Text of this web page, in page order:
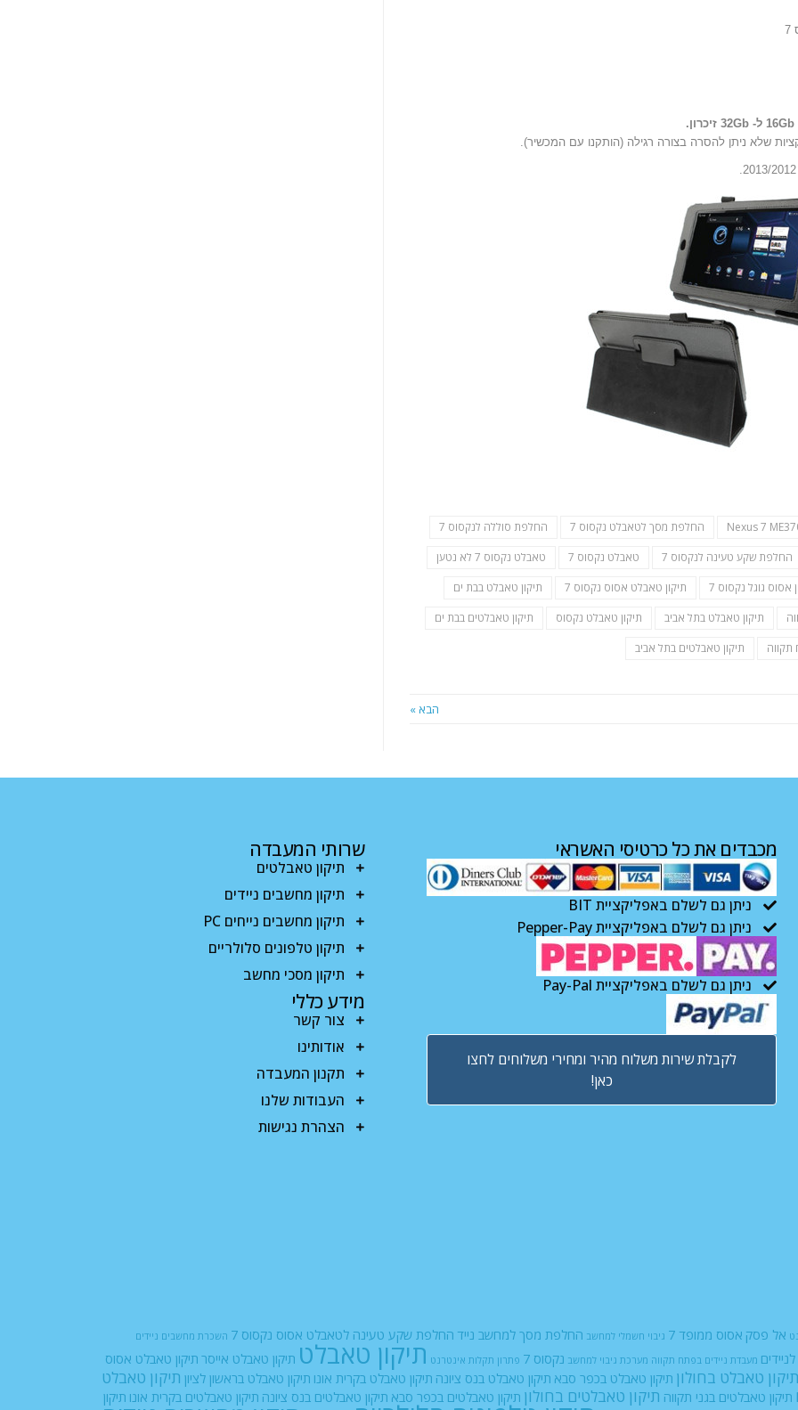
שלא ניתן להסרה בצורה רגילה (הותקנו עם המכשיר).
Nexus 7 החלפת מסך לטאבלט נקסוס 7
החלפת סוללה לנקסוס 7
החלפת שקע טעינה לנקסוס 7 טאבלט נקסוס 7
טאבלט נקסוס 7 לא נטען
אסוס גוגל נקסוס 7 תיקון טאבלט אסוס נקסוס 7
תיקון טאבלט בבת ים
תיקון טאבלט בתל אביב תיקון טאבלט נקסוס
תיקון טאבלטים בבת ים
תקווה תיקון טאבלטים בתל אביב
הבא »
מכבדים את כל כרטיסי האשראי
ניתן גם לשלם באפליקציית BIT
ניתן גם לשלם באפליקציית Pepper-Pay
ניתן גם לשלם באפליקציית Pay-Pal
לקבלת שירות משלוח מהיר ומחירי משלוחים לחצו
כאן!
שרותי המעבדה
תיקון טאבלטים
תיקון מחשבים ניידים
תיקון מחשבים נייחים PC
תיקון טלפונים סלולריים
תיקון מסכי מחשב
מידע כללי
צור קשר
אודותינו
תקנון המעבדה
העבודות שלנו
הצהרת נגישות
אל פסק אסוס ממופד 7 גיבוי חשמלי למחשב החלפת מסך למחשב נייד החלפת שקע טעינה לטאבלט אסוס נקסוס 7 השכרת מחשבים ניידים
מעבדת ניידים בפתח תקווה מערכת גיבוי למחשב נקסוס 7 פתרון תקלות אינטרנט תיקון טאבלט תיקון טאבלט אייסר תיקון טאבלט אסוס
תיקון טאבלט בחולון תיקון טאבלט בכפר סבא תיקון טאבלט בנס ציונה תיקון טאבלט בקרית אונו תיקון טאבלט בראשון לציון תיקון טאבלט
תיקון טאבלטים בגני תקווה תיקון טאבלטים בחולון תיקון טאבלטים בכפר סבא תיקון טאבלטים בנס ציונה תיקון טאבלטים בקרית אונו תיקון